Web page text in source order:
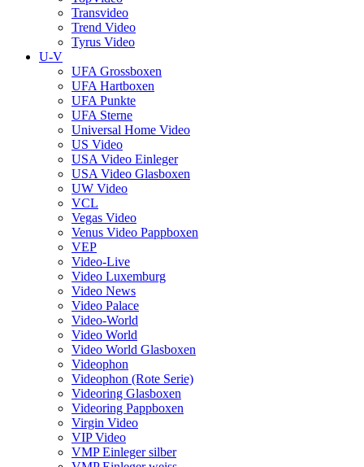
Transvideo
Trend Video
Tyrus Video
U-V
UFA Grossboxen
UFA Hartboxen
UFA Punkte
UFA Sterne
Universal Home Video
US Video
USA Video Einleger
USA Video Glasboxen
UW Video
VCL
Vegas Video
Venus Video Pappboxen
VEP
Video-Live
Video Luxemburg
Video News
Video Palace
Video-World
Video World
Video World Glasboxen
Videophon
Videophon (Rote Serie)
Videoring Glasboxen
Videoring Pappboxen
Virgin Video
VIP Video
VMP Einleger silber